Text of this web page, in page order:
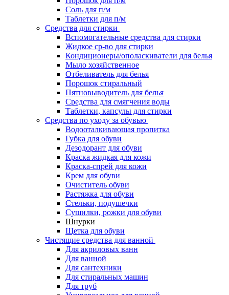
Соль для п/м
Таблетки для п/м
Средства для стирки
Вспомогательные средства для стирки
Жидкое ср-во для стирки
Кондиционеры/ополаскиватели для белья
Мыло хозяйственное
Отбеливатель для белья
Порошок стиральный
Пятновыводитель для белья
Средства для смягчения воды
Таблетки, капсулы для стирки
Средства по уходу за обувью
Водооталкивающая пропитка
Губка для обуви
Дезодорант для обуви
Краска жидкая для кожи
Краска-спрей для кожи
Крем для обуви
Очиститель обуви
Растяжка для обуви
Стельки, подушечки
Сушилки, рожки для обуви
Шнурки
Щетка для обуви
Чистящие средства для ванной
Для акриловых ванн
Для ванной
Для сантехники
Для стиральных машин
Для труб